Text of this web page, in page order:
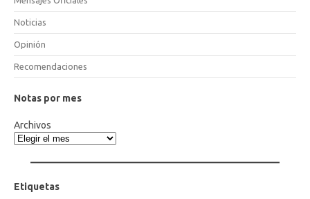
Noticias
Opinión
Recomendaciones
Notas por mes
Archivos
Etiquetas